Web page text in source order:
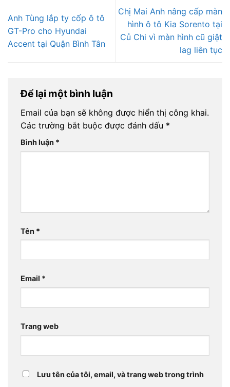
Anh Tùng lắp ty cốp ô tô
GT-Pro cho Hyundai
Accent tại Quận Bình Tân
Chị Mai Anh nâng cấp màn
hình ô tô Kia Sorento tại
Củ Chi vì màn hình cũ giật
lag liên tục
Để lại một bình luận
Email của bạn sẽ không được hiển thị công khai.
Các trường bắt buộc được đánh dấu *
Bình luận *
Tên *
Email *
Trang web
Lưu tên của tôi, email, và trang web trong trình